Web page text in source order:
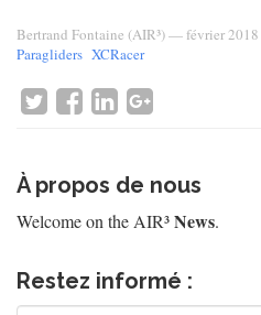
Bertrand Fontaine (AIR³)—février 2018
Paragliders XCRacer
À propos de nous
Welcome on the AIR³News.
Restez informé :